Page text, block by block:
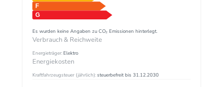
Es wurden keine Angaben zu CO₂ Emissionen hinterlegt.
Verbrauch & Reichweite
Energieträger:Elektro
Energiekosten
Kraftfahrzeugsteuer (jährlich):steuerbefreit bis 31.12.2030